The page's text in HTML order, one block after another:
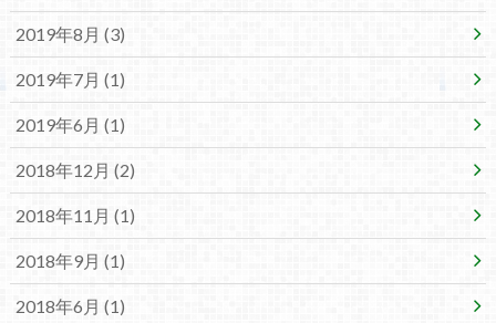
2019年8月 (3)
2019年7月 (1)
2019年6月 (1)
2018年12月 (2)
2018年11月 (1)
2018年9月 (1)
2018年6月 (1)